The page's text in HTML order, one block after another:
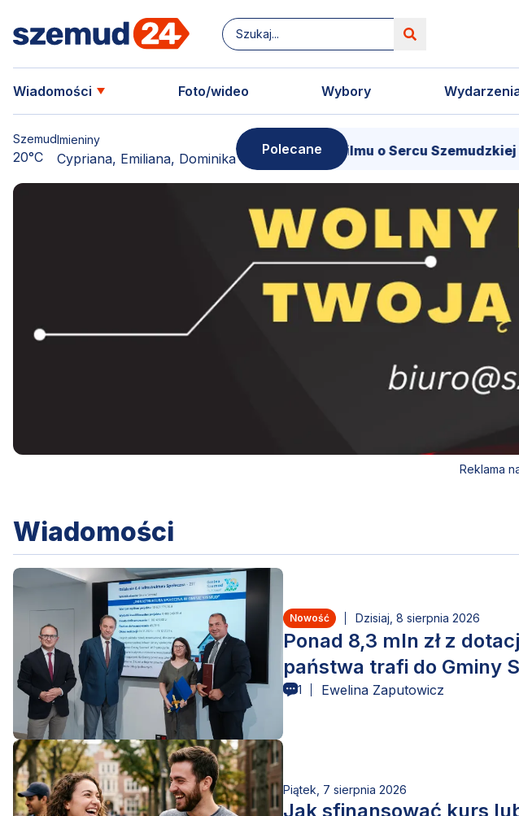
Wiadomości Foto/wideo Wybory
Szemud
20°C
Imieniny
Cypriana, Emiliana, Dominika
Polecane
kopię! 15 marca - Premiera filmu o Sercu Szemudzkiej Ziemi.
Reklama
Wiadomości
Nowość Dzisiaj, 8 sierpnia 2026
Ponad 8,3 mln zł z
państwa trafi do Gminy
1 Ewelina Zaputowicz
Piątek, 7 sierpnia 2026
Jak sfinansować kurs